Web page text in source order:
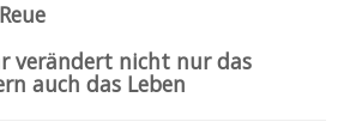
verändert nicht nur das
auch das Leben